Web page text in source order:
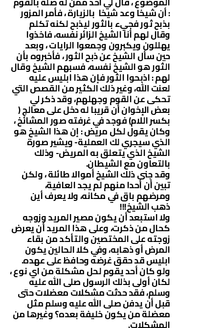
: أن شيخا وعد شيخا بالزيارة ، فأمر المزور
بذبح ثور فجيء بالثور ليذبح لكنه تكلم
وقال لهم أنا الشيخ الزائر نفسه، فاخذوا
يهللون ويكبرون وجمعوا الرايات ، وبعد
حين سأل الشيخ عن ذبح الثور ، فأخبروه بأن
الثور هو الشيخ نفسه، فسبهم الشيخ وقال
لهم : اذبحوا الثور فإن هذا ابليس عليه
لعنت الله، وغير ذلك الكثير من القصص التي
تحكى عن القوم وجهلهم، وقد ذكر لي
بعض الإخوان أن قريبا له دخل على معالج (
بكسر اللام) فوجد في غرفته صور المشائخ ،
وكان يقول لكل مريض : إن هذا الشيخ هو
الذي سيجري لك العملية- ويشير صورة
الشيخ الذي يتعلق به المريض- وذلك
بالتعاون مع الشيطان.
وقد جنى ذلك الشيخ أموالا طائلة ، ولكن
تبين أن أحدا منهم لم يجد العافية،
ومرضهم باق في مكانه، ولا يعرف أين
ذهب الشيخ!!!
ولا استبعد أن يكون مصير المريد وزوجه
كحال من ذكرت، وعلى هذا المريد أن يعرض
زوجته على المختصين والتأكد من بقاء
المرض أو ذهابه، وفي كلا الحالين يكون
ابليس قد حقق غرضه وحافظ على عهده.
ولو كان أحد يقوم لحل مشكلة من اي نوع ،
لكان أولى بذلك الرسول صلى الله عليه
وسلم، فقد حدثت مشكلات معضلات حتى
قبل أن يدفن صلى الله عليه وسلم مثل
معضلة من يكون خليفة بعده؟ وغيرها من
المشكلات.